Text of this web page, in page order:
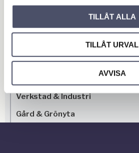
TILLÅT ALLA
TILLÅT URVAL
AVVISA
OUTLET - REA
Maskin & Fordonstillbehör
Garage- & Fordonsutrustning
Släpvagn & Trailer
Verkstad & Industri
Gård & Grönyta